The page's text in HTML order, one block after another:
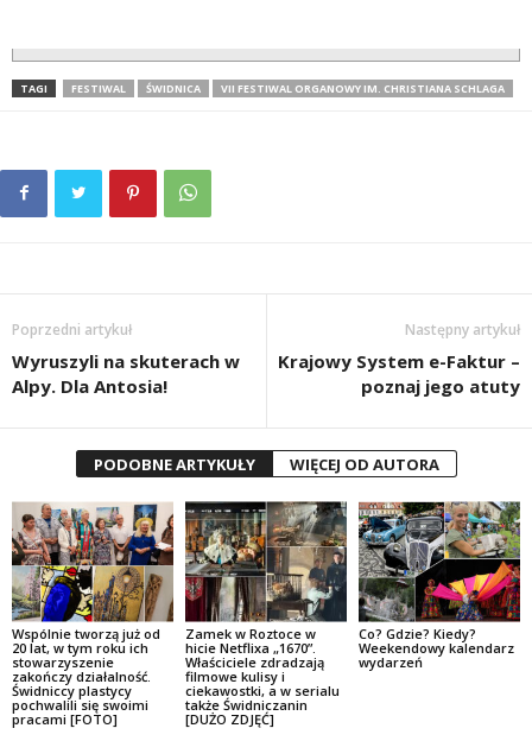
TAGI FESTIWAL ŚWIDNICA VII FESTIWAL ORGANOWY IM. CHRISTIANA SCHLAGA
Poprzedni artykuł
Wyruszyli na skuterach w
Alpy. Dla Antosia!
Następny artykuł
Krajowy System e-Faktur –
poznaj jego atuty
PODOBNE ARTYKUŁY WIĘCEJ OD AUTORA
Wspólnie tworzą już od
20 lat, w tym roku ich
stowarzyszenie
zakończy działalność.
Świdniccy plastycy
pochwalili się swoimi
pracami [FOTO]
Zamek w Roztoce w
hicie Netflixa „1670”.
Właściciele zdradzają
filmowe kulisy i
ciekawostki, a w serialu
także Świdniczanin
[DUŻO ZDJĘĆ]
Co? Gdzie? Kiedy?
Weekendowy kalendarz
wydarzeń